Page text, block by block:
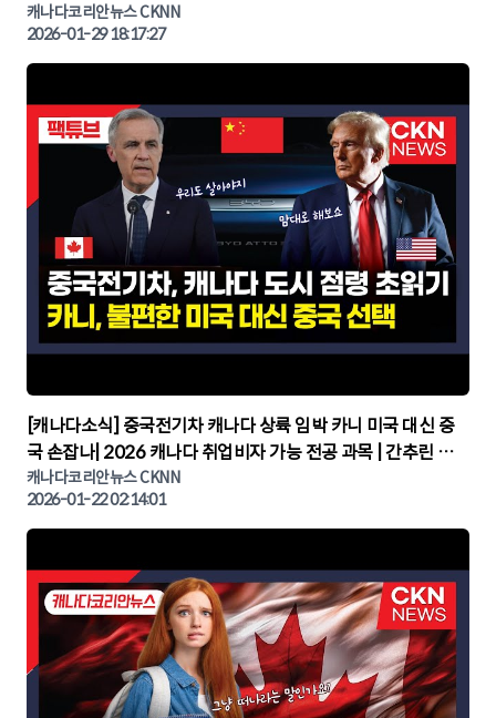
캐나다코리안뉴스
캐나다코리안뉴스 CKNN
2026-01-29 18:17:27
▶
[캐나다소식] 중국전기차 캐나다 상륙 임박 카니 미국 대신 중
국 손잡나| 2026 캐나다 취업비자 가능 전공 과목 | 간추린 캐
나다뉴스 | CKNNEWS, 캐나다코리안뉴스
캐나다코리안뉴스 CKNN
2026-01-22 02:14:01